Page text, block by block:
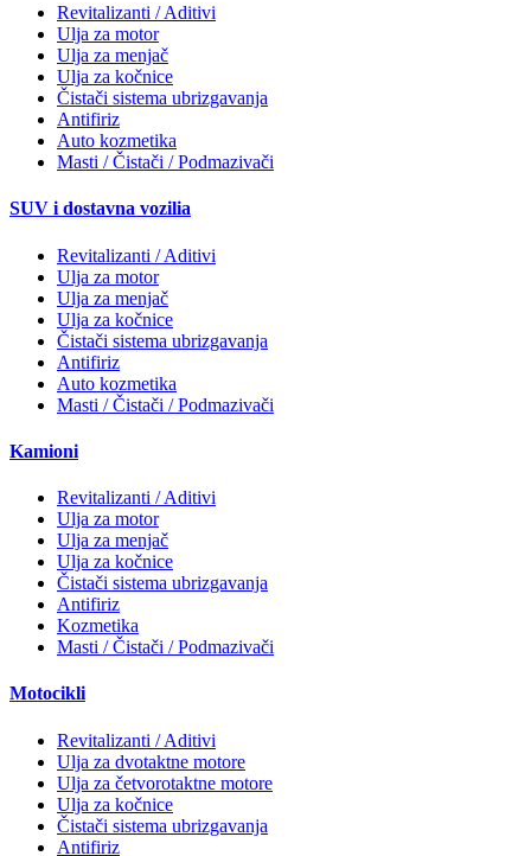
Revitalizanti / Aditivi
Ulja za motor
Ulja za menjač
Ulja za kočnice
Čistači sistema ubrizgavanja
Antifiriz
Auto kozmetika
Masti / Čistači / Podmazivači
SUV i dostavna vozilia
Revitalizanti / Aditivi
Ulja za motor
Ulja za menjač
Ulja za kočnice
Čistači sistema ubrizgavanja
Antifiriz
Auto kozmetika
Masti / Čistači / Podmazivači
Kamioni
Revitalizanti / Aditivi
Ulja za motor
Ulja za menjač
Ulja za kočnice
Čistači sistema ubrizgavanja
Antifiriz
Kozmetika
Masti / Čistači / Podmazivači
Motocikli
Revitalizanti / Aditivi
Ulja za dvotaktne motore
Ulja za četvorotaktne motore
Ulja za kočnice
Čistači sistema ubrizgavanja
Antifiriz